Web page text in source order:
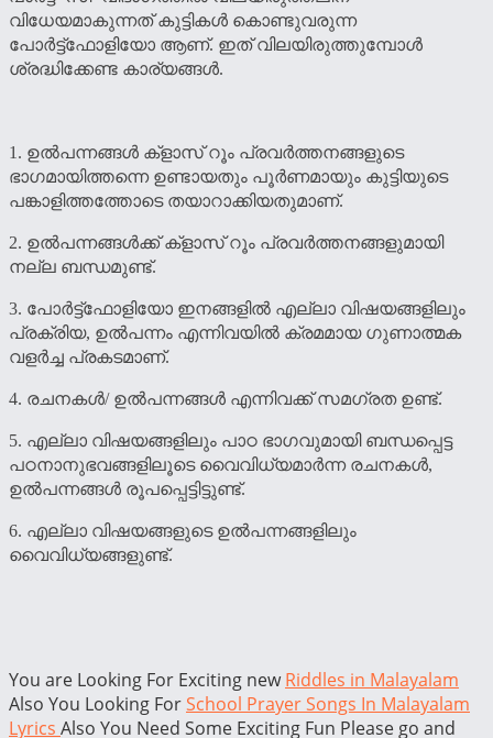
വിധേയമാകുന്നത് കുട്ടികള്‍ കൊണ്ടുവരുന്ന
പോര്‍ട്ട്ഫോളിയോ ആണ്. ഇത് വിലയിരുത്തുമ്പോള്‍
ശ്രദ്ധിക്കേണ്ട കാര്യങ്ങള്‍.
1. ഉല്‍പന്നങ്ങള്‍ ക്ളാസ് റൂം പ്രവര്‍ത്തനങ്ങളുടെ
ഭാഗമായിത്തന്നെ ഉണ്ടായതും പൂര്‍ണമായും കുട്ടിയുടെ
പങ്കാളിത്തത്തോടെ തയാറാക്കിയതുമാണ്.
2. ഉല്‍പന്നങ്ങള്‍ക്ക് ക്ളാസ് റൂം പ്രവര്‍ത്തനങ്ങളുമായി
നല്ല ബന്ധമുണ്ട്.
3. പോര്‍ട്ട്ഫോളിയോ ഇനങ്ങളില്‍ എല്ലാ വിഷയങ്ങളിലും
പ്രക്രിയ, ഉല്‍പന്നം എന്നിവയില്‍ ക്രമമായ ഗുണാത്മക
വളര്‍ച്ച പ്രകടമാണ്.
4. രചനകള്‍/ ഉല്‍പന്നങ്ങള്‍ എന്നിവക്ക് സമഗ്രത ഉണ്ട്.
5. എല്ലാ വിഷയങ്ങളിലും പാഠ ഭാഗവുമായി ബന്ധപ്പെട്ട
പഠനാനുഭവങ്ങളിലൂടെ വൈവിധ്യമാര്‍ന്ന രചനകള്‍,
ഉല്‍പന്നങ്ങള്‍ രൂപപ്പെട്ടിട്ടുണ്ട്.
6. എല്ലാ വിഷയങ്ങളുടെ ഉല്‍പന്നങ്ങളിലും
വൈവിധ്യങ്ങളുണ്ട്.
You are Looking For Exciting newRiddles in Malayalam
Also You Looking ForSchool Prayer Songs In Malayalam
Lyrics Also You Need Some Exciting Fun Please go and